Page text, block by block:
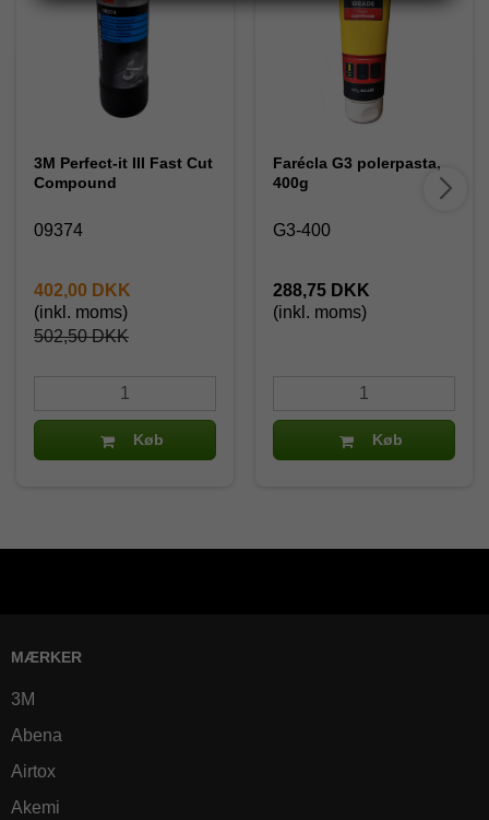
3M Perfect-it III Fast Cut
Compound
09374
502,50 DKK
402,00 DKK
(inkl. moms)
Køb
Farécla G3 polerpasta,
400g
G3-400
288,75 DKK
(inkl. moms)
Køb
MÆRKER
3M
Abena
Airtox
Akemi